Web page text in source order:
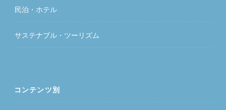
民泊・ホテル
サステナブル・ツーリズム
コンテンツ別